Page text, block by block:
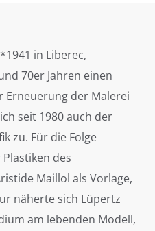
in Liberec,
70er Jahren einen
Erneuerung der Malerei
seit 1980 auch der
zu. Für die Folge
des
Maillol als Vorlage,
näherte sich Lüpertz
am lebenden Modell,